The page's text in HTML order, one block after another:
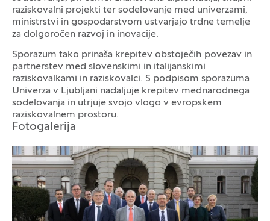
raziskovalni projekti ter sodelovanje med univerzami,
ministrstvi in gospodarstvom ustvarjajo trdne temelje
za dolgoročen razvoj in inovacije.
Sporazum tako prinaša krepitev obstoječih povezav in
partnerstev med slovenskimi in italijanskimi
raziskovalkami in raziskovalci. S podpisom sporazuma
Univerza v Ljubljani nadaljuje krepitev mednarodnega
sodelovanja in utrjuje svojo vlogo v evropskem
raziskovalnem prostoru.
Fotogalerija